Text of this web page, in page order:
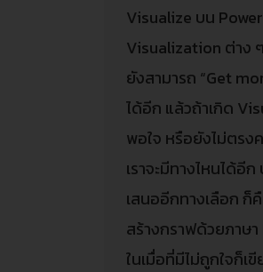
Visualize บน
Visualization ต่าง
ยังสามารถ “Get
ได้อีก แล้วถ้าเกิด
พอใจ หรือยังไม่ตรง
เราจะมีทางไหนได้อี
เสนออีกทางเลือก ก็
สร้างกราฟด้วยภาษ
ในเมื่อที่มีไม่ถูกใจก็เ